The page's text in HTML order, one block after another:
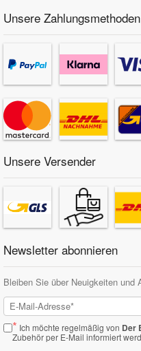
Unsere Zahlungsmethoden
Unsere Versender
Newsletter abonnieren
Bleiben Sie über Neuigkeiten und
* Ich möchte regelmäßig von Der
Zubehör per E-Mail informiert